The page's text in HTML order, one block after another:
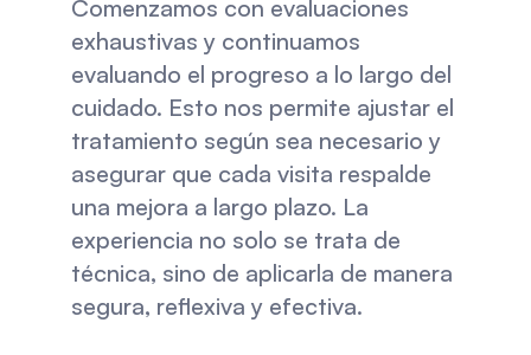
Comenzamos con evaluaciones
exhaustivas y continuamos
evaluando el progreso a lo largo del
cuidado. Esto nos permite ajustar el
tratamiento según sea necesario y
asegurar que cada visita respalde
una mejora a largo plazo. La
experiencia no solo se trata de
técnica, sino de aplicarla de manera
segura, reflexiva y efectiva.